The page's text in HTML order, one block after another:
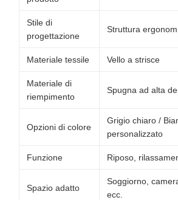
Stile di
progettazione
Struttura
Materiale tessile Vello a strisce
Materiale di
riempimento
Spugna ad alta
Opzioni di colore
Grigio chiaro /
personalizzato
Funzione Riposo,
Spazio adatto
Soggiorno,
ecc.